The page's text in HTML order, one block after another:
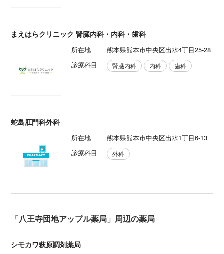
まえはらクリニック 腎臓内科・内科・歯科
所在地
熊本県熊本市中央区出水4丁目25-28
診療科目
腎臓内科 内科 歯科
蛇島肛門科外科
所在地
熊本県熊本市中央区出水1丁目6-13
診療科目
外科
「八王寺団地アップル薬局」周辺の薬局
シモカワ萩原調剤薬局